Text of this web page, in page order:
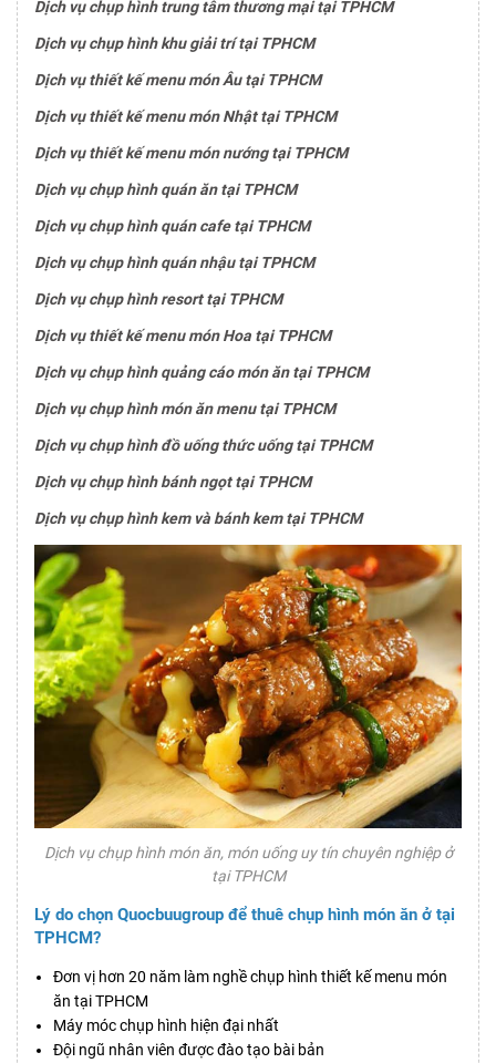
Dịch vụ chụp hình trung tâm thương mại tại TPHCM
Dịch vụ chụp hình khu giải trí tại TPHCM
Dịch vụ thiết kế menu món Âu tại TPHCM
Dịch vụ thiết kế menu món Nhật tại TPHCM
Dịch vụ thiết kế menu món nướng tại TPHCM
Dịch vụ chụp hình quán ăn tại TPHCM
Dịch vụ chụp hình quán cafe tại TPHCM
Dịch vụ chụp hình quán nhậu tại TPHCM
Dịch vụ chụp hình resort tại TPHCM
Dịch vụ thiết kế menu món Hoa tại TPHCM
Dịch vụ chụp hình quảng cáo món ăn tại TPHCM
Dịch vụ chụp hình món ăn menu tại TPHCM
Dịch vụ chụp hình đồ uống thức uống tại TPHCM
Dịch vụ chụp hình bánh ngọt tại TPHCM
Dịch vụ chụp hình kem và bánh kem tại TPHCM
Dịch vụ chụp hình món ăn, món uống uy tín chuyên nghiệp ở
tại TPHCM
Lý do chọn Quocbuugroup để thuê chụp hình món ăn ở tại
TPHCM?
Đơn vị hơn 20 năm làm nghề chụp hình thiết kế menu món
ăn tại TPHCM
Máy móc chụp hình hiện đại nhất
Đội ngũ nhân viên được đào tạo bài bản